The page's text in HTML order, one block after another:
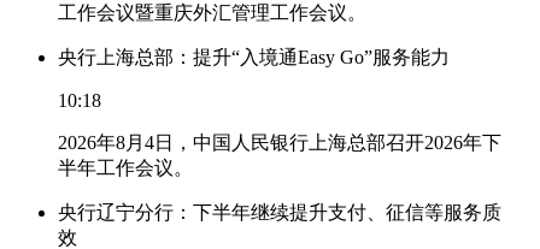
工作会议暨重庆外汇管理工作会议。
央行上海总部：提升“入境通Easy Go”服务能力
10:18
2026年8月4日，中国人民银行上海总部召开2026年下
半年工作会议。
央行辽宁分行：下半年继续提升支付、征信等服务质
效